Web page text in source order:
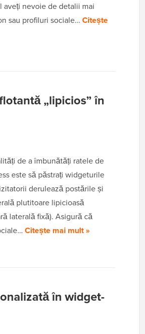
aveți nevoie de detalii mai
sau profiluri sociale… Citește
„lipicios” în
de a îmbunătăți ratele de
este să păstrați widgeturile
derulează postările și
plutitoare lipicioasă
laterală fixă). Asigură că
Citește mai mult »
în widget-